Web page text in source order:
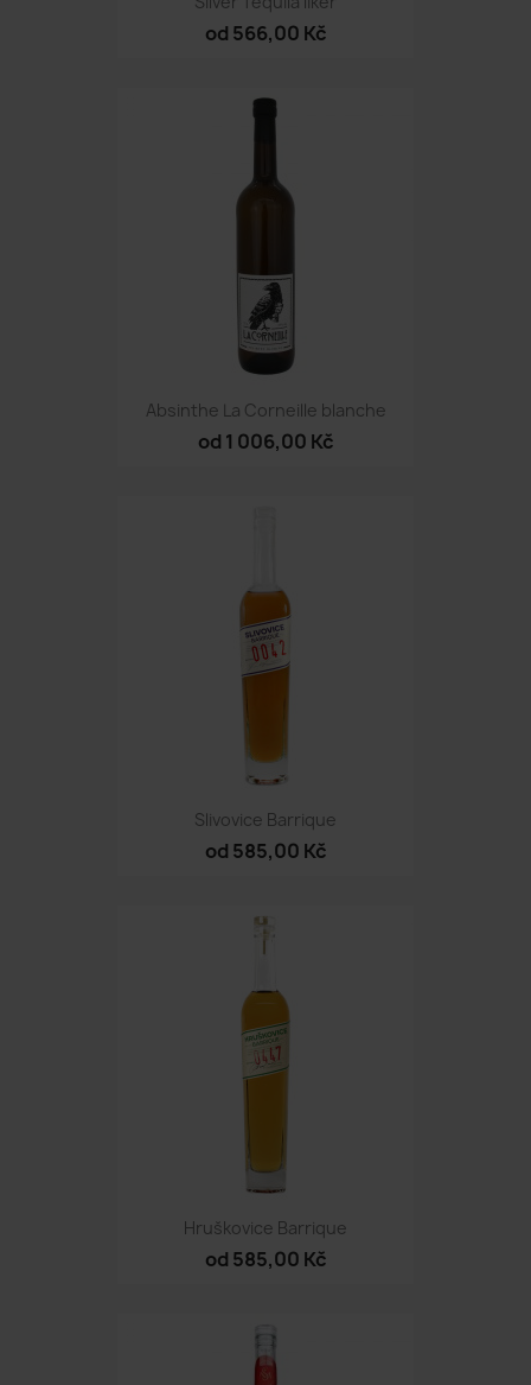
od 566,00 Kč
Absinthe La Corneille blanche
od 1 006,00 Kč
Slivovice Barrique
od 585,00 Kč
Hruškovice Barrique
od 585,00 Kč